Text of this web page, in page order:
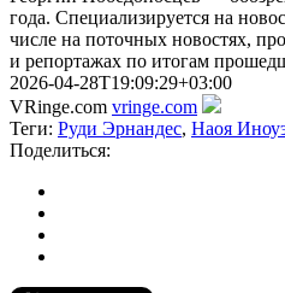
года. Специализируется на
числе на поточных новостях,
и репортажах по итогам
2026-04-28T19:09:29+03:00
VRinge.com vringe.com
Теги: Руди Эрнандес, Наоя
Поделиться: